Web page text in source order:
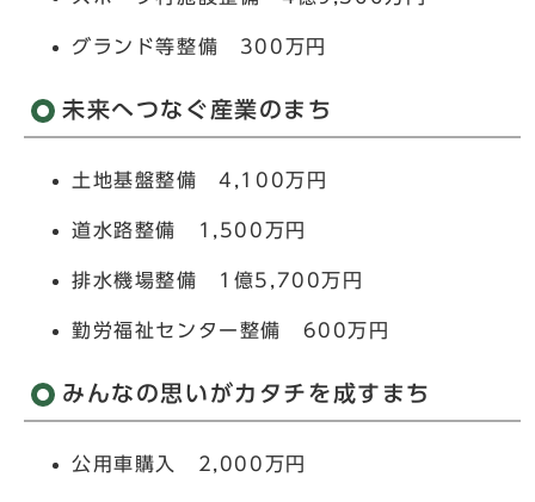
グランド等整備 300万円
未来へつなぐ産業のまち
土地基盤整備 4,100万円
道水路整備 1,500万円
排水機場整備 1億5,700万円
勤労福祉センター整備 600万円
みんなの思いがカタチを成すまち
公用車購入 2,000万円